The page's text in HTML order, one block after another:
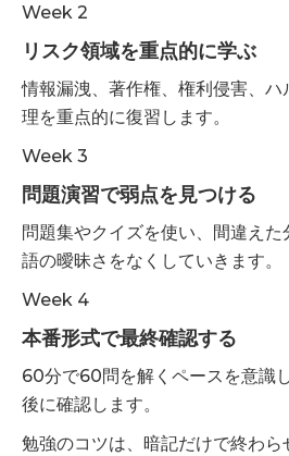
Week 2
リスク領域を重点的に学ぶ
情報漏洩、著作権、権利侵害、
理を重点的に復習します。
Week 3
問題演習で弱点を見つける
問題集やクイズを使い、間違えた
語の曖昧さをなくしていきます。
Week 4
本番形式で最終確認する
60分で60問を解くペースを意識
後に確認します。
勉強のコツは、暗記だけで終わら